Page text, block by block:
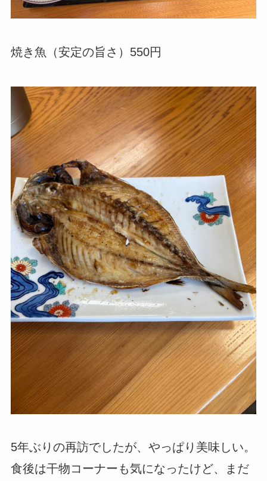
焼き魚（安定の旨さ）550円
5年ぶりの再訪でしたが、やっぱり美味しい。
食後は干物コーナーも気になったけど、まだ